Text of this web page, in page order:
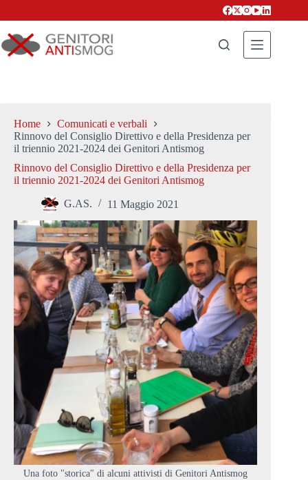
Home
Comunicati e verbali
Rinnovo del Consiglio Direttivo e della Presidenza per
il triennio 2021-2024 dei Genitori Antismog
Rinnovo del Consiglio Direttivo e della Presidenza per
il triennio 2021-2024 dei Genitori Antismog
G.AS. 11 Maggio 2021
Una foto "storica" di alcuni attivisti di Genitori Antismog